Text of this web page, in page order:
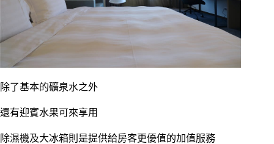
除了基本的礦泉水之外
還有迎賓水果可來享用
除濕機及大冰箱則是提供給房客更優值的加值服務